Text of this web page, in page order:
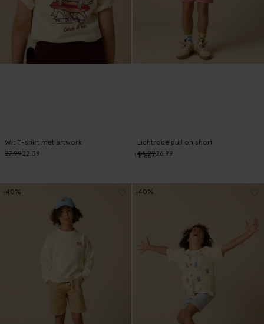
Wit T-shirt met artwork
27.9922.39
Lichtrode pull on short
44.9926.99
1kleur
-40% -40%